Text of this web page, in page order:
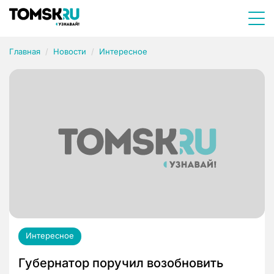
Главная Новости Интересное
Интересное
Губернатор поручил возобновить